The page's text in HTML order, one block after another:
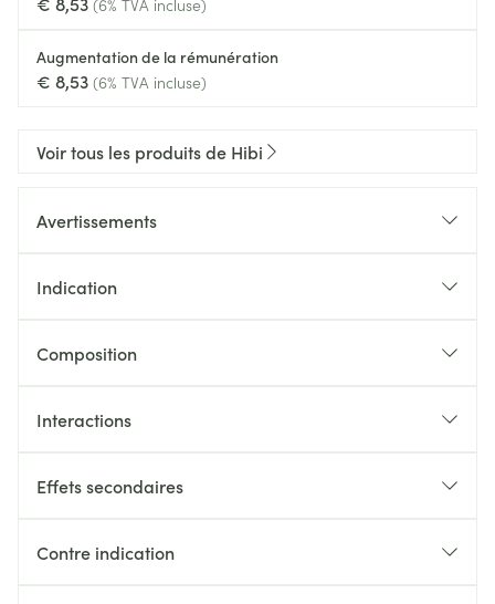
(6% TVA incluse)
Augmentation de la rémunération
€ 8,53 (6% TVA incluse)
Voir tous les produits de Hibi
Avertissements
Indication
Composition
Interactions
Effets secondaires
Contre indication